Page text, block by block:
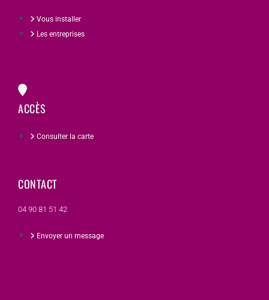
Vous installer
Les entreprises
ACCÈS
Consulter la carte
CONTACT
04 90 81 51 42
Envoyer un message